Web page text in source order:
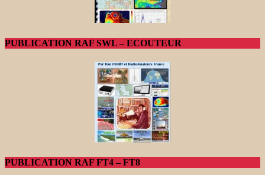
PUBLICATION RAF SWL – ECOUTEUR
PUBLICATION RAF FT4 – FT8